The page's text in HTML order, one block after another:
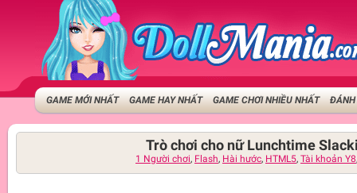
GAME MỚI NHẤT GAME HAY NHẤT GAME CHƠI NHIỀU NHẤT ĐÁNH
Trò chơi cho nữ Lunchtime
1 Người chơi, Flash, Hài hước, HTML5, Tài khoản Y8